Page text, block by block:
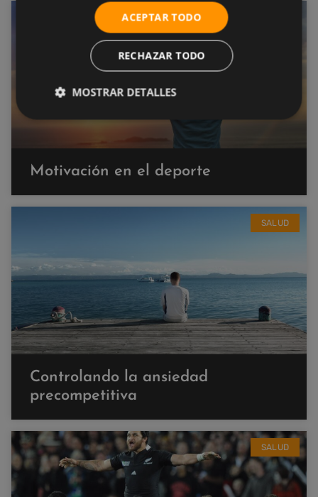
Motivación en el deporte
SALUD
Controlando la ansiedad
precompetitiva
SALUD
ACEPTAR TODO
RECHAZAR TODO
MOSTRAR DETALLES